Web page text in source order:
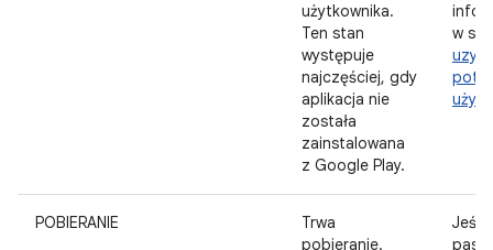
użytkownika.
Ten stan
występuje
najczęściej, gdy
aplikacja nie
została
zainstalowana
z Google Play.
w
POBIERANIE
Trwa
pobieranie.
Jeśli